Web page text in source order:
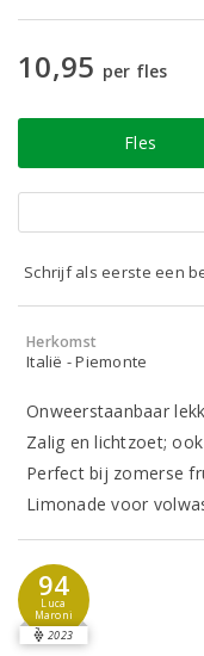
10,95 per fles
Fles
Schrijf als eerste een
Herkomst
Italië - Piemonte
Onweerstaanbaar
Zalig en lichtzoet;
Perfect bij zomerse
Limonade voor
94
Luca
Maroni
2023